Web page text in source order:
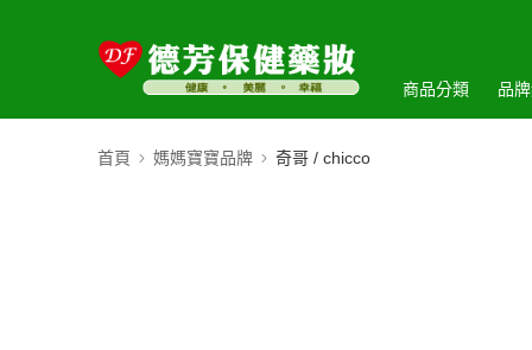
商品分類 品
首頁 媽媽寶寶品牌 奇哥 / chicco